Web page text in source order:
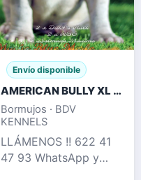
Envío disponible
AMERICAN BULLY XL / XXL CRIA PROFESIONAL
Bormujos · BDV
KENNELS
LLÁMENOS !! 622 41
47 93 WhatsApp y